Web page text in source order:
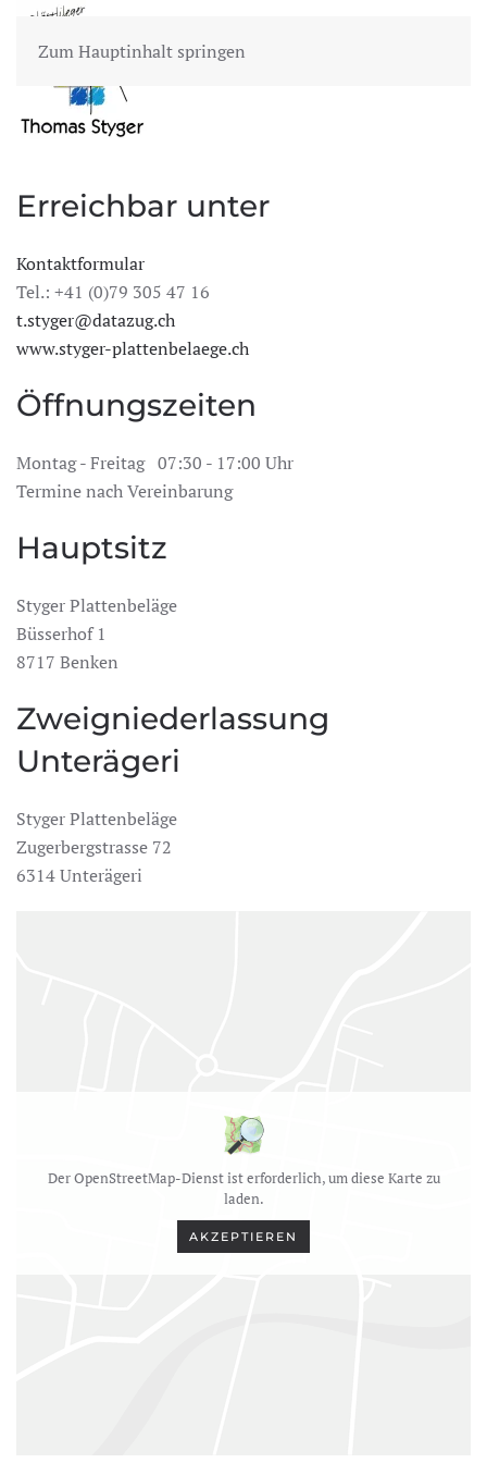
Zum Hauptinhalt springen
Erreichbar unter
Kontaktformular
Tel.: +41 (0)79 305 47 16
t.styger@datazug.ch
www.styger-plattenbelaege.ch
Öffnungszeiten
Montag - Freitag 07:30 - 17:00 Uhr
Termine nach Vereinbarung
Hauptsitz
Styger Plattenbeläge
Büsserhof 1
8717 Benken
Zweigniederlassung
Unterägeri
Styger Plattenbeläge
Zugerbergstrasse 72
6314 Unterägeri
Der OpenStreetMap-Dienst ist erforderlich, um diese Karte zu
laden.
AKZEPTIEREN